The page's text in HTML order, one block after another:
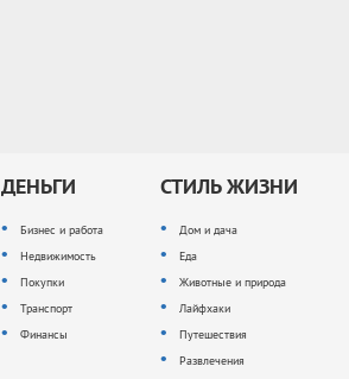
ДЕНЬГИ
Бизнес и работа
Недвижимость
Покупки
Транспорт
Финансы
СТИЛЬ ЖИЗНИ
Дом и дача
Еда
Животные и природа
Лайфхаки
Путешествия
Развлечения